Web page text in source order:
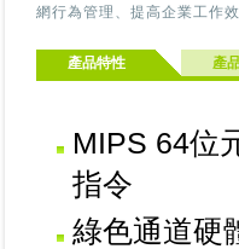
網行為管理、提高企業工作
產品特性 產
MIPS 64位
指令
綠色通道硬